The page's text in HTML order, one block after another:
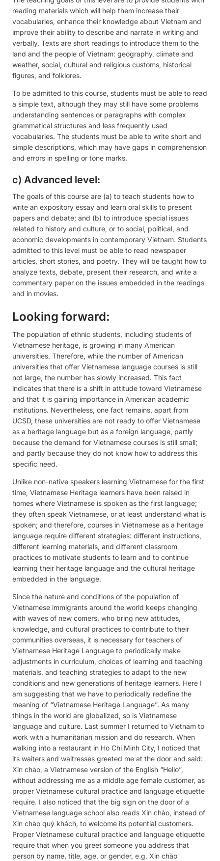
reading materials which will help them increase their
vocabularies, enhance their knowledge about Vietnam and
improve their ability to describe and narrate in writing and
verbally. Texts are short readings to introduce them to the
land and the people of Vietnam: geography, climate and
weather, social, cultural and religious customs, historical
figures, and folklores.
To be admitted to this course, students must be able to read
a simple text, although they may still have some problems
understanding sentences or paragraphs with complex
grammatical structures and less frequently used
vocabularies. The students must be able to write short and
simple descriptions, which may have gaps in comprehension
and errors in spelling or tone marks.
c) Advanced level:
The goals of this course are (a) to teach students how to
write an expository essay and learn oral skills to present
papers and debate; and (b) to introduce special issues
related to history and culture, or to social, political, and
economic developments in contemporary Vietnam. Students
admitted to this level must be able to read newspaper
articles, short stories, and poetry. They will be taught how to
analyze texts, debate, present their research, and write a
commentary paper on the issues embedded in the readings
and in movies.
Looking forward:
The population of ethnic students, including students of
Vietnamese heritage, is growing in many American
universities. Therefore, while the number of American
universities that offer Vietnamese language courses is still
not large, the number has slowly increased. This fact
indicates that there is a shift in attitude toward Vietnamese
and that it is gaining importance in American academic
institutions. Nevertheless, one fact remains, apart from
UCSD, these universities are not ready to offer Vietnamese
as a heritage language but as a foreign language, partly
because the demand for Vietnamese courses is still small;
and partly because they do not know how to address this
specific need.
Unlike non-native speakers learning Vietnamese for the first
time, Vietnamese Heritage learners have been raised in
homes where Vietnamese is spoken as the first language;
they often speak Vietnamese, or at least understand what is
spoken; and therefore, courses in Vietnamese as a heritage
language require different strategies: different instructions,
different learning materials, and different classroom
practices to motivate students to learn and to continue
learning their heritage language and the cultural heritage
embedded in the language.
Since the nature and conditions of the population of
Vietnamese immigrants around the world keeps changing
with waves of new comers, who bring new attitudes,
knowledge, and cultural practices to contribute to their
communities overseas, it is necessary for teachers of
Vietnamese Heritage Language to periodically make
adjustments in curriculum, choices of learning and teaching
materials, and teaching strategies to adapt to the new
conditions and new generations of heritage learners. Here I
am suggesting that we have to periodically redefine the
meaning of “Vietnamese Heritage Language”. As many
things in the world are globalized, so is Vietnamese
language and culture. Last summer I returned to Vietnam to
work with a humanitarian mission and do research. When
walking into a restaurant in Ho Chi Minh City, I noticed that
its waiters and waitresses greeted me at the door and said:
Xin chào, a Vietnamese version of the English “Hello”,
without addressing me as a middle age female customer, as
proper Vietnamese cultural practice and language etiquette
require. I also noticed that the big sign on the door of a
Vietnamese language school also reads Xin chào, instead of
Xin chào quý khách, to welcome its potential customers.
Proper Vietnamese cultural practice and language etiquette
require that when you greet someone you address that
person by name, title, age, or gender, e.g. Xin chào